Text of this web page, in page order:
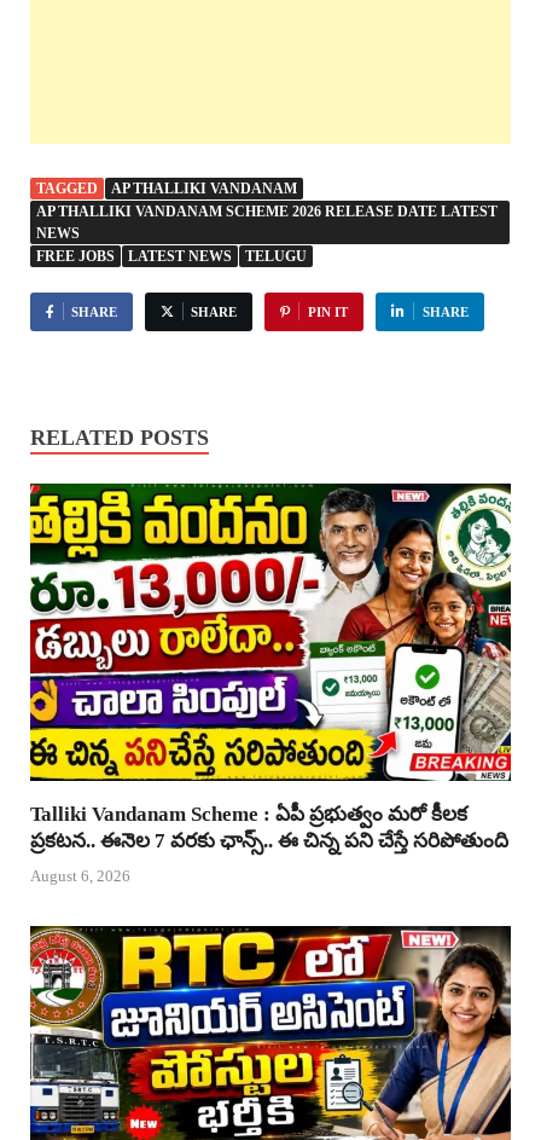
TAGGED
AP THALLIKI VANDANAM
AP THALLIKI VANDANAM SCHEME 2026 RELEASE DATE LATEST
NEWS
FREE JOBS
LATEST NEWS TELUGU
SHARE SHARE PIN IT SHARE
RELATED POSTS
Talliki Vandanam Scheme : ఏపీ ప్రభుత్వం మరో కీలక
ప్రకటన.. ఈనెల 7 వరకు ఛాన్స్.. ఈ చిన్న పని చేస్తే సరిపోతుంది
August 6, 2026